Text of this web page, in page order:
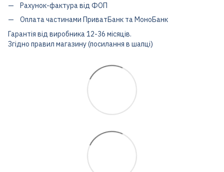
Рахунок-фактура від ФОП
Оплата частинами ПриватБанк та МоноБанк
Гарантія від виробника 12-36 місяців.
Згідно правил магазину (посилання в шапці)